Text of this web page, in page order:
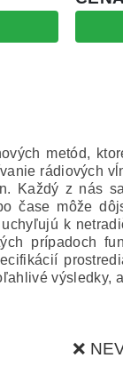
metód,
rádiových
Každý z nás
čase môže
k
prípadoch
výsledky,
❌